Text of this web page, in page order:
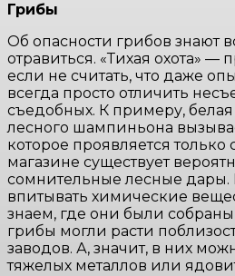
Грибы
Об опасности грибов знают
отравиться. «Тихая охота» —
если не считать, что даже
всегда просто отличить
съедобных. К примеру,
лесного шампиньона
которое проявляется только
магазине существует
сомнительные лесные дары.
впитывать химические
знаем, где они были собраны,
грибы могли расти
заводов. А, значит, в них
тяжелых металлов или